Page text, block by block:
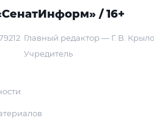
/ 16+
Главный редактор — Г. В.
Учредитель